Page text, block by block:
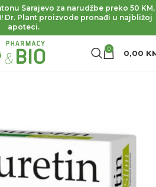
Sarajevo za narudžbe preko 50 KM,
Dr. Plant proizvode pronađi u najbližoj
apoteci.
0 0,00